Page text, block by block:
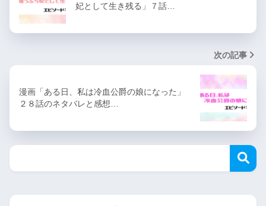
妃として生き残る」７話…
次の記事
漫画「ある日、私は冷血公爵の娘になった」
２８話のネタバレと感想…